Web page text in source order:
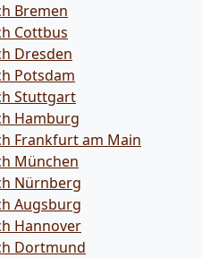
Bremen
Cottbus
Dresden
Potsdam
Stuttgart
Hamburg
Frankfurt am Main
München
Nürnberg
Augsburg
Hannover
Dortmund